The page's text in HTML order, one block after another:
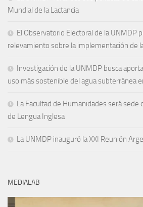
Mundial de la Lactancia
El Observatorio Electoral de la UNMDP
relevamiento sobre la implementación de
Investigación de la UNMDP busca
uso más sostenible del agua subterránea
La Facultad de Humanidades será sede
de Lengua Inglesa
La UNMDP inauguró la XXI Reunión
MEDIALAB